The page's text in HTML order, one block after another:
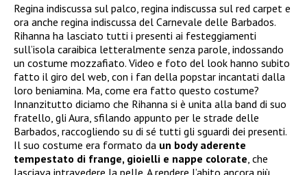
Regina indiscussa sul palco, regina indiscussa sul red carpet e
ora anche regina indiscussa del Carnevale delle Barbados.
Rihanna ha lasciato tutti i presenti ai festeggiamenti
sull’isola caraibica letteralmente senza parole, indossando
un costume mozzafiato. Video e foto del look hanno subito
fatto il giro del web, con i fan della popstar incantati dalla
loro beniamina. Ma, come era fatto questo costume?
Innanzitutto diciamo che Rihanna si è unita alla band di suo
fratello, gli Aura, sfilando appunto per le strade delle
Barbados, raccogliendo su di sé tutti gli sguardi dei presenti.
Il suo costume era formato da un body aderente
tempestato di frange, gioielli e nappe colorate , che
lasciava intravedere la pelle. A rendere l’abito ancora più